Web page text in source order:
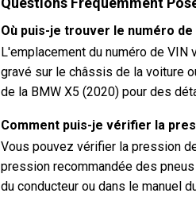
Où puis-je trouver le numéro de
L'emplacement du numéro de
gravé sur le châssis de la voiture
de la BMW X5 (2020) pour des
Comment puis-je vérifier la
Vous pouvez vérifier la pression
pression recommandée des
du conducteur ou dans le manuel